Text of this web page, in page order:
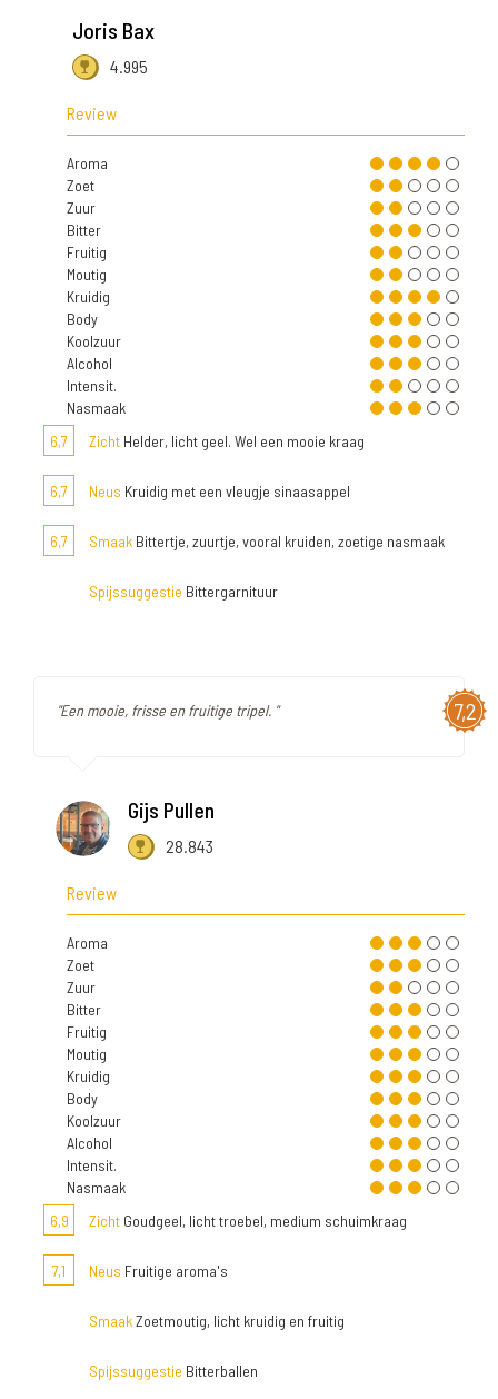
Joris Bax
4.995
Review
Aroma
Zoet
Zuur
Bitter
Fruitig
Moutig
Kruidig
Body
Koolzuur
Alcohol
Intensit.
Nasmaak
6,7
Zicht Helder, licht geel. Wel een mooie kraag
6,7 Neus Kruidig met een vleugje sinaasappel
6,7 Smaak Bittertje, zuurtje, vooral kruiden, zoetige nasmaak
Spijssuggestie Bittergarnituur
7,2
"Een mooie, frisse en fruitige tripel. "
Gijs Pullen
28.843
Review
Aroma
Zoet
Zuur
Bitter
Fruitig
Moutig
Kruidig
Body
Koolzuur
Alcohol
Intensit.
Nasmaak
6,9
Zicht Goudgeel, licht troebel, medium schuimkraag
7,1 Neus Fruitige aroma's
SmaakZoetmoutig, licht kruidig en fruitig
Spijssuggestie Bitterballen